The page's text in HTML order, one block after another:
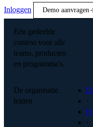
Inloggen Demo aanvragen
Eén gedeelde
context voor alle
teams, producten
en programma's.
De organisatie
leiden
·
·